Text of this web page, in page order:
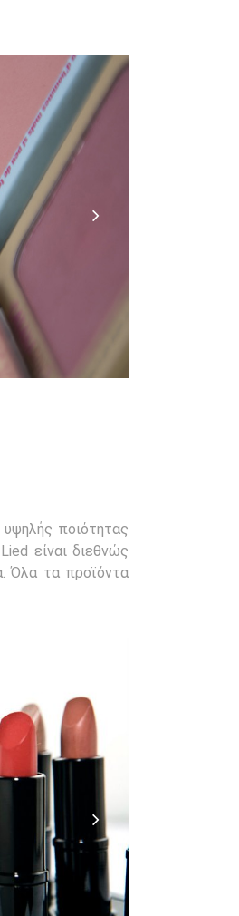
ποιότητας
είναι διεθνώς
Όλα τα προϊόντα